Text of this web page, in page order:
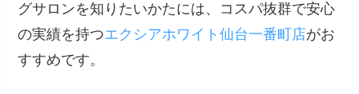
グサロンを知りたいかたには、コスパ抜群で安心
の実績を持つエクシアホワイト仙台一番町店がお
すすめです。